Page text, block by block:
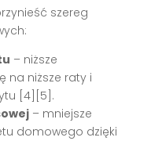
szereg
– niższe
na niższe raty i
[4][5].
– mniejsze
domowego dzięki